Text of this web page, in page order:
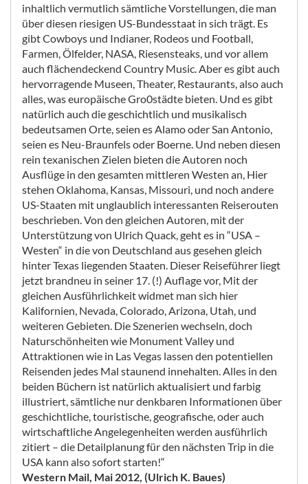
inhaltlich vermutlich sämtliche Vorstellungen, die man
über diesen riesigen US-Bundesstaat in sich trägt. Es
gibt Cowboys und Indianer, Rodeos und Football,
Farmen, Ölfelder, NASA, Riesensteaks, und vor allem
auch flächendeckend Country Music. Aber es gibt auch
hervorragende Museen, Theater, Restaurants, also auch
alles, was europäische Gro0städte bieten. Und es gibt
natürlich auch die geschichtlich und musikalisch
bedeutsamen Orte, seien es Alamo oder San Antonio,
seien es Neu-Braunfels oder Boerne. Und neben diesen
rein texanischen Zielen bieten die Autoren noch
Ausflüge in den gesamten mittleren Westen an, Hier
stehen Oklahoma, Kansas, Missouri, und noch andere
US-Staaten mit unglaublich interessanten Reiserouten
beschrieben. Von den gleichen Autoren, mit der
Unterstützung von Ulrich Quack, geht es in “USA –
Westen“ in die von Deutschland aus gesehen gleich
hinter Texas liegenden Staaten. Dieser Reiseführer liegt
jetzt brandneu in seiner 17. (!) Auflage vor, Mit der
gleichen Ausführlichkeit widmet man sich hier
Kalifornien, Nevada, Colorado, Arizona, Utah, und
weiteren Gebieten. Die Szenerien wechseln, doch
Naturschönheiten wie Monument Valley und
Attraktionen wie in Las Vegas lassen den potentiellen
Reisenden jedes Mal staunend innehalten. Alles in den
beiden Büchern ist natürlich aktualisiert und farbig
illustriert, sämtliche nur denkbaren Informationen über
geschichtliche, touristische, geografische, oder auch
wirtschaftliche Angelegenheiten werden ausführlich
zitiert – die Detailplanung für den nächsten Trip in die
USA kann also sofort starten!“
Western Mail, Mai 2012, (Ulrich K. Baues)